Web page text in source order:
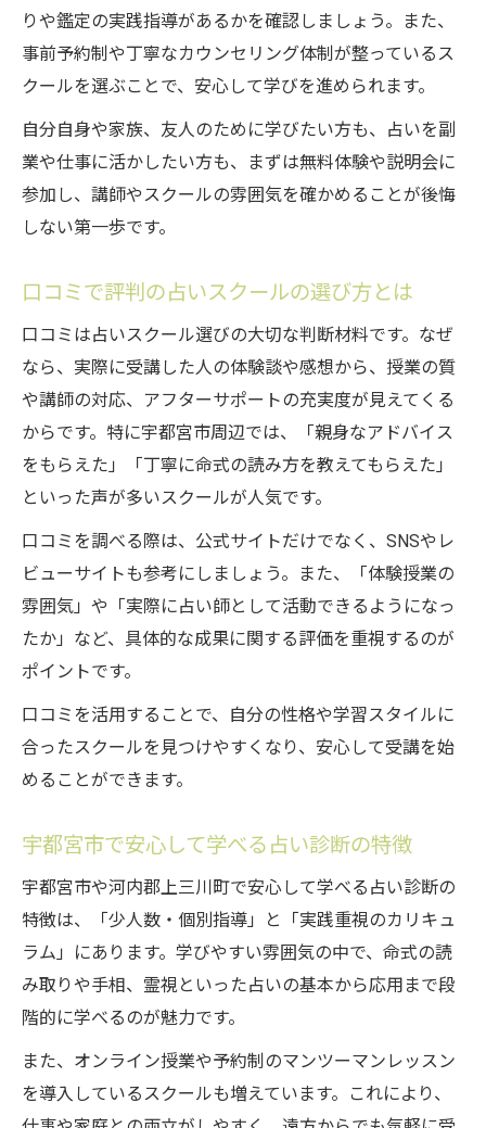
りや鑑定の実践指導があるかを確認しましょう。また、
事前予約制や丁寧なカウンセリング体制が整っているス
クールを選ぶことで、安心して学びを進められます。
自分自身や家族、友人のために学びたい方も、占いを副
業や仕事に活かしたい方も、まずは無料体験や説明会に
参加し、講師やスクールの雰囲気を確かめることが後悔
しない第一歩です。
口コミで評判の占いスクールの選び方とは
口コミは占いスクール選びの大切な判断材料です。なぜ
なら、実際に受講した人の体験談や感想から、授業の質
や講師の対応、アフターサポートの充実度が見えてくる
からです。特に宇都宮市周辺では、「親身なアドバイス
をもらえた」「丁寧に命式の読み方を教えてもらえた」
といった声が多いスクールが人気です。
口コミを調べる際は、公式サイトだけでなく、SNSやレ
ビューサイトも参考にしましょう。また、「体験授業の
雰囲気」や「実際に占い師として活動できるようになっ
たか」など、具体的な成果に関する評価を重視するのが
ポイントです。
口コミを活用することで、自分の性格や学習スタイルに
合ったスクールを見つけやすくなり、安心して受講を始
めることができます。
宇都宮市で安心して学べる占い診断の特徴
宇都宮市や河内郡上三川町で安心して学べる占い診断の
特徴は、「少人数・個別指導」と「実践重視のカリキュ
ラム」にあります。学びやすい雰囲気の中で、命式の読
み取りや手相、霊視といった占いの基本から応用まで段
階的に学べるのが魅力です。
また、オンライン授業や予約制のマンツーマンレッスン
を導入しているスクールも増えています。これにより、